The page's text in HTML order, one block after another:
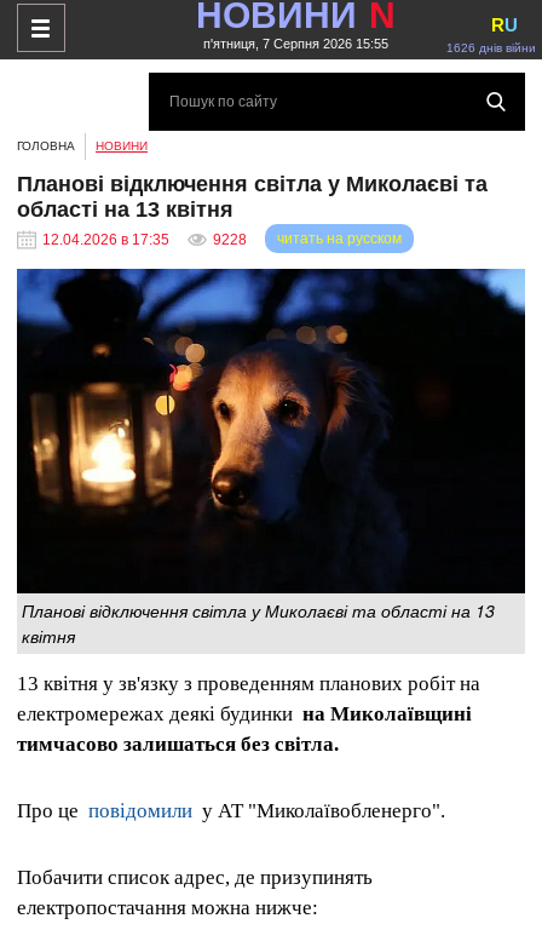
НОВИНИ N
п'ятниця, 7 Серпня 2026 15:55 1626 днів війни
RU
ГОЛОВНА НОВИНИ
Планові відключення світла у Миколаєві та
області на 13 квітня
12.04.2026 в 17:35 9228 читать на русском
Планові відключення світла у Миколаєві та області на 13
квітня
13 квітня у зв'язку з проведенням планових робіт на
електромережах деякі будинки на Миколаївщині
тимчасово залишаться без світла.
Про це повідомили у АТ "Миколаївобленерго".
Побачити список адрес, де призупинять
електропостачання можна нижче: